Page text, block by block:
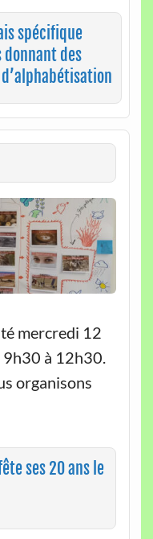
spécifique
donnant des
d’alphabétisation
mercredi 12
à 12h30.
organisons
ses 20 ans le